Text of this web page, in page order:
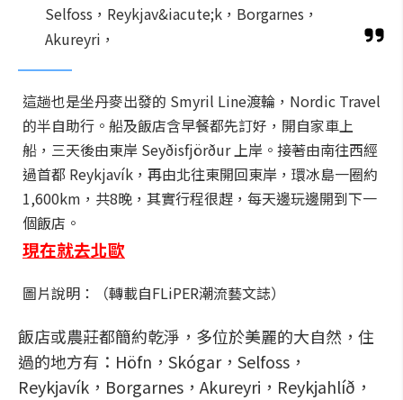
Selfoss，Reykjav&iacute;k，Borgarnes，
Akureyri，
這趟也是坐丹麥出發的 Smyril Line渡輪，Nordic Travel
的半自助行。船及飯店含早餐都先訂好，開自家車上
船，三天後由東岸 Seyðisfjörður 上岸。接著由南往西經
過首都 Reykjavík，再由北往東開回東岸，環冰島一圈約
1,600km，共8晚，其實行程很趕，每天邊玩邊開到下一
個飯店。
現在就去北歐
圖片說明：（轉載自FLiPER潮流藝文誌）
飯店或農莊都簡約乾淨，多位於美麗的大自然，住
過的地方有：Höfn，Skógar，Selfoss，
Reykjavík，Borgarnes，Akureyri，Reykjahlíð，